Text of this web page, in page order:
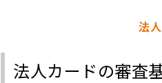
法
法人カードの審査